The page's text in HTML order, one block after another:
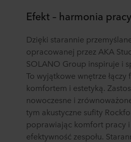
Efekt – harmonia
Dzięki starannie
opracowanej przez AKA
SOLANO Group inspiruje i
To wyjątkowe wnętrze łączy
komfortem i estetyką.
nowoczesne i
tym akustyczne sufity
poprawiając komfort pracy i
efektywność zespołu.